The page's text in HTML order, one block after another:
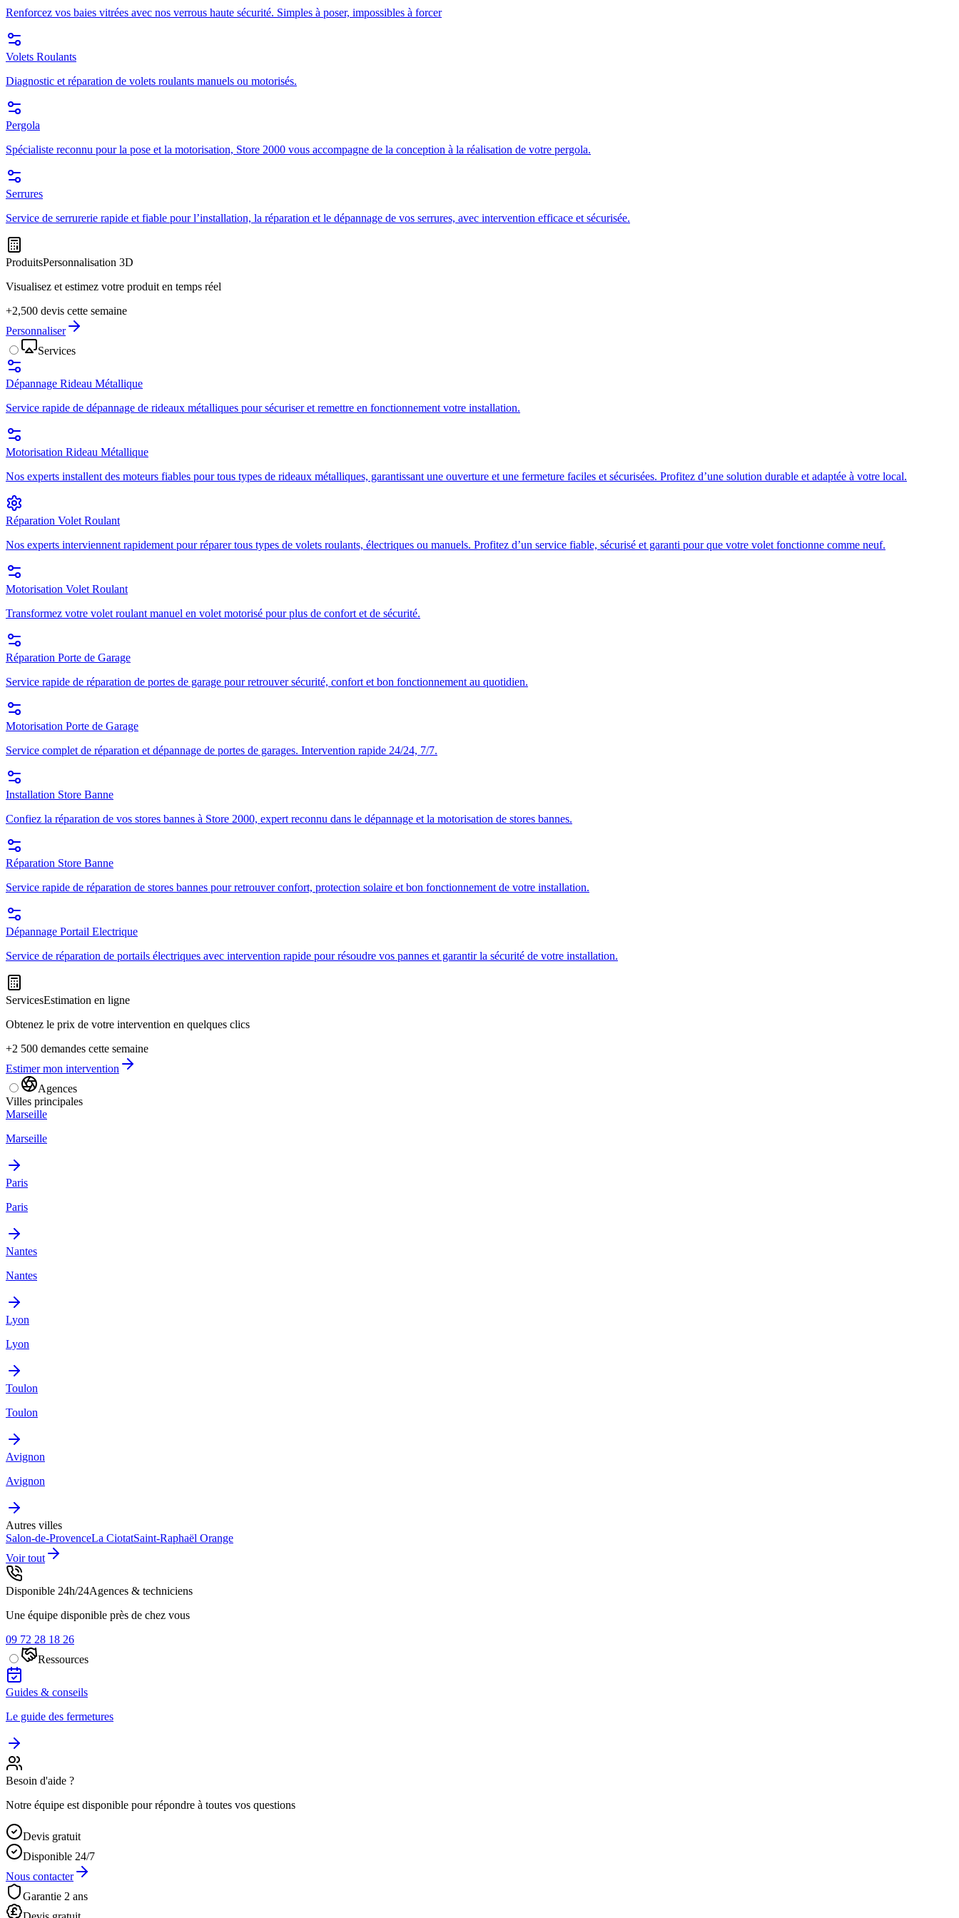
Renforcez vos baies vitrées avec nos verrous haute sécurité. Simples à poser, impossibles à forcer
Volets Roulants
Diagnostic et réparation de volets roulants manuels ou motorisés.
Pergola
Spécialiste reconnu pour la pose et la motorisation, Store 2000 vous accompagne de la conception à la réalisation de votre pergola.
Serrures
Service de serrurerie rapide et fiable pour l’installation, la réparation et le dépannage de vos serrures, avec intervention efficace et sécurisée.
ProduitsPersonnalisation 3D
Visualisez et estimez votre produit en temps réel
+2,500 devis cette semaine
Personnaliser
Services
Dépannage Rideau Métallique
Service rapide de dépannage de rideaux métalliques pour sécuriser et remettre en fonctionnement votre installation.
Motorisation Rideau Métallique
Nos experts installent des moteurs fiables pour tous types de rideaux métalliques, garantissant une ouverture et une fermeture faciles et sécurisées. Profitez d’une solution durable et adaptée à votre local.
Réparation Volet Roulant
Nos experts interviennent rapidement pour réparer tous types de volets roulants, électriques ou manuels. Profitez d’un service fiable, sécurisé et garanti pour que votre volet fonctionne comme neuf.
Motorisation Volet Roulant
Transformez votre volet roulant manuel en volet motorisé pour plus de confort et de sécurité.
Réparation Porte de Garage
Service rapide de réparation de portes de garage pour retrouver sécurité, confort et bon fonctionnement au quotidien.
Motorisation Porte de Garage
Service complet de réparation et dépannage de portes de garages. Intervention rapide 24/24, 7/7.
Installation Store Banne
Confiez la réparation de vos stores bannes à Store 2000, expert reconnu dans le dépannage et la motorisation de stores bannes.
Réparation Store Banne
Service rapide de réparation de stores bannes pour retrouver confort, protection solaire et bon fonctionnement de votre installation.
Dépannage Portail Electrique
Service de réparation de portails électriques avec intervention rapide pour résoudre vos pannes et garantir la sécurité de votre installation.
ServicesEstimation en ligne
Obtenez le prix de votre intervention en quelques clics
+2 500 demandes cette semaine
Estimer mon intervention
Agences
Villes principales
Marseille
Marseille
Paris
Paris
Nantes
Nantes
Lyon
Lyon
Toulon
Toulon
Avignon
Avignon
Autres villes
Salon-de-ProvenceLa CiotatSaint-Raphaël Orange
Voir tout
Disponible 24h/24Agences & techniciens
Une équipe disponible près de chez vous
09 72 28 18 26
Ressources
Guides & conseils
Le guide des fermetures
Besoin d'aide ?
Notre équipe est disponible pour répondre à toutes vos questions
Devis gratuit
Disponible 24/7
Nous contacter
Garantie 2 ans